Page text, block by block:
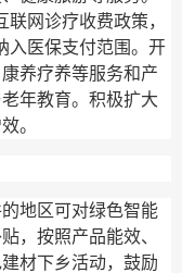
网诊疗收费政策，
入医保支付范围。开
养疗养等服务和产
年教育。积极扩大
。
地区可对绿色智能
，按照产品能效、
材下乡活动，鼓励